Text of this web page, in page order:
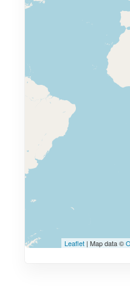
Leaflet | Map data ©